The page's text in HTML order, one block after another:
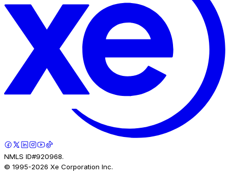
NMLS ID#920968.
© 1995-2026 Xe Corporation Inc.